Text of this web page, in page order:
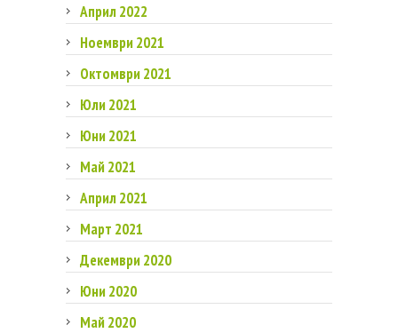
Април 2022
Ноември 2021
Октомври 2021
Юли 2021
Юни 2021
Май 2021
Април 2021
Март 2021
Декември 2020
Юни 2020
Май 2020